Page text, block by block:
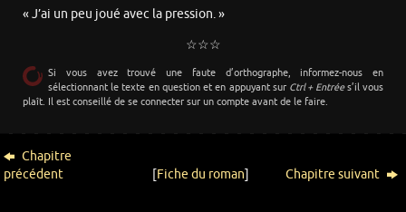
« J’ai un peu joué avec la pression. »
☆☆☆
Si vous avez trouvé une faute d’orthographe, informez-nous en
sélectionnant le texte en question et en appuyant sur Ctrl + Entrées’il vous
plaît. Il est conseillé de se connecter sur un compte avant de le faire.
Chapitre
précédent
[Fiche du roman] Chapitre suivant